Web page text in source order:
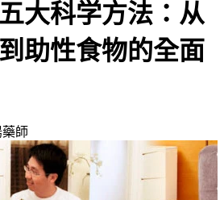
大科学方法：从
助性食物的全面
師